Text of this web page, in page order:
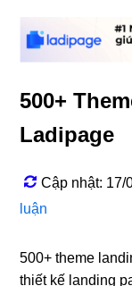
500+
Ladipage
Cập nhật: 17/
luận
500+ theme
thiết kế landing